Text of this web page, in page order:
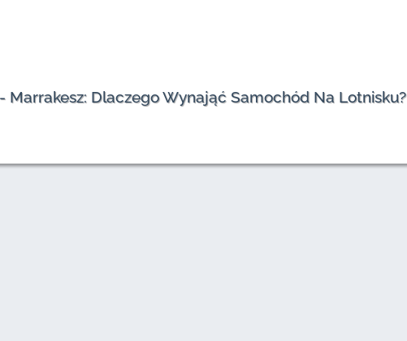
Marrakesz: Dlaczego Wynająć Samochód Na Lotnisku?